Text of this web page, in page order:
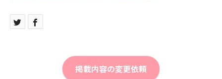
掲載内容の変更依頼